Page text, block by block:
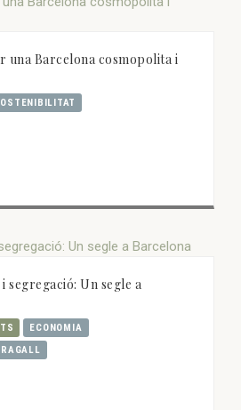
una Barcelona cosmopolita i
Un segle a
ECONOMIA